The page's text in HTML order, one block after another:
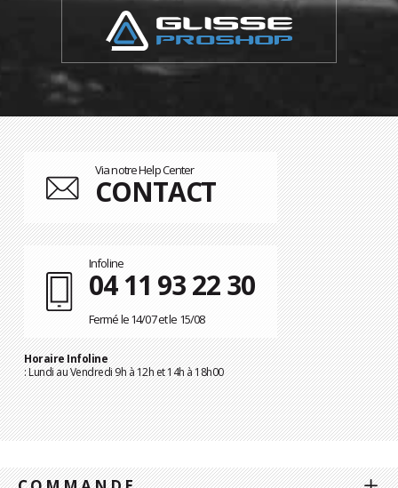
Via notre Help Center
CONTACT
Infoline
04 11 93 22 30
Fermé le 14/07 et le 15/08
Horaire Infoline
: Lundi au Vendredi 9h à 12h et 14h à 18h00